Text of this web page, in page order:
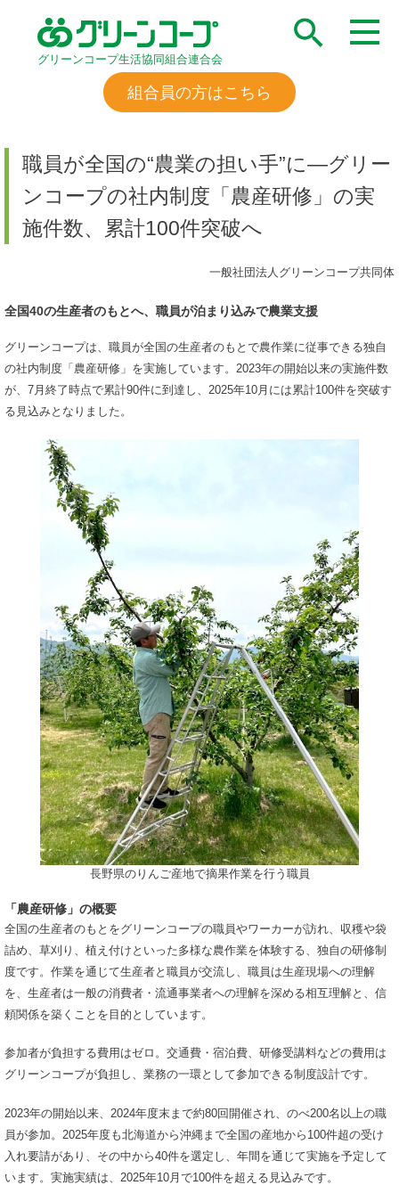
グリーンコープ生活協同組合連合会
組合員の方はこちら
職員が全国の“農業の担い手”に―グリー
ンコープの社内制度「農産研修」の実
施件数、累計100件突破へ
一般社団法人グリーンコープ共同体
全国40の生産者のもとへ、職員が泊まり込みで農業支援
グリーンコープは、職員が全国の生産者のもとで農作業に従事できる独自
の社内制度「農産研修」を実施しています。2023年の開始以来の実施件数
が、7月終了時点で累計90件に到達し、2025年10月には累計100件を突破す
る見込みとなりました。
長野県のりんご産地で摘果作業を行う職員
「農産研修」の概要
全国の生産者のもとをグリーンコープの職員やワーカーが訪れ、収穫や袋
詰め、草刈り、植え付けといった多様な農作業を体験する、独自の研修制
度です。作業を通じて生産者と職員が交流し、職員は生産現場への理解
を、生産者は一般の消費者・流通事業者への理解を深める相互理解と、信
頼関係を築くことを目的としています。
参加者が負担する費用はゼロ。交通費・宿泊費、研修受講料などの費用は
グリーンコープが負担し、業務の一環として参加できる制度設計です。
2023年の開始以来、2024年度末まで約80回開催され、のべ200名以上の職
員が参加。2025年度も北海道から沖縄まで全国の産地から100件超の受け
入れ要請があり、その中から40件を選定し、年間を通じて実施を予定して
います。実施実績は、2025年10月で100件を超える見込みです。